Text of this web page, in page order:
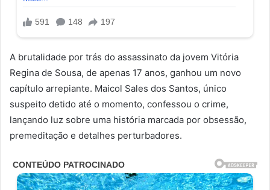
A brutalidade por trás do assassinato da jovem Vitória
Regina de Sousa, de apenas 17 anos, ganhou um novo
capítulo arrepiante. Maicol Sales dos Santos, único
suspeito detido até o momento, confessou o crime,
lançando luz sobre uma história marcada por obsessão,
premeditação e detalhes perturbadores.